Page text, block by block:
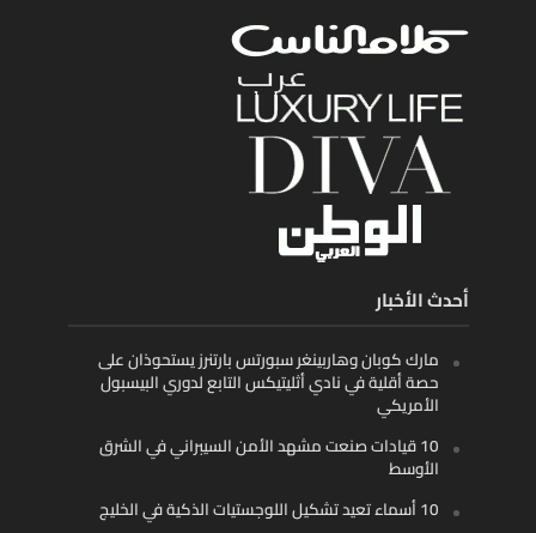
أحدث الأخبار
مارك كوبان وهاربينغر سبورتس بارتنرز يستحوذان على
حصة أقلية في نادي أثليتيكس التابع لدوري البيسبول
الأمريكي
10 قيادات صنعت مشهد الأمن السيبراني في الشرق
الأوسط
10 أسماء تعيد تشكيل اللوجستيات الذكية في الخليج